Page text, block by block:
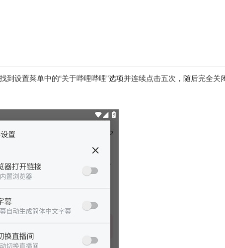
到设置菜单中的“关于哔哩哔哩”选项并连续点击五次，随后完全关